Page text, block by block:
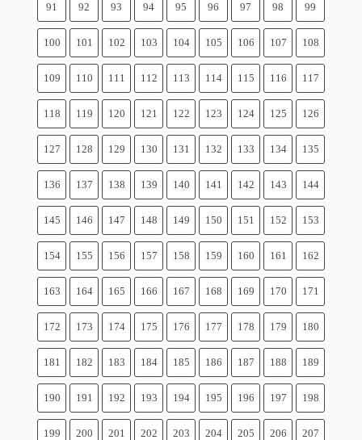
91 92 93 94 95 96 97 98 99
100 101 102 103 104 105 106 107 108
109 110 111 112 113 114 115 116 117
118 119 120 121 122 123 124 125 126
127 128 129 130 131 132 133 134 135
136 137 138 139 140 141 142 143 144
145 146 147 148 149 150 151 152 153
154 155 156 157 158 159 160 161 162
163 164 165 166 167 168 169 170 171
172 173 174 175 176 177 178 179 180
181 182 183 184 185 186 187 188 189
190 191 192 193 194 195 196 197 198
199 200 201 202 203 204 205 206 207